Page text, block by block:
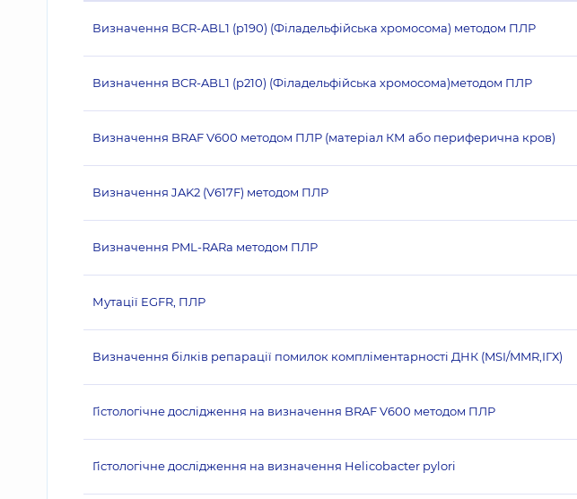
Визначення BCR-ABL1 (p190) (Філадельфійська хромосома) методом ПЛР
Визначення BCR-ABL1 (p210) (Філадельфійська хромосома)методом ПЛР
Визначення BRAF V600 методом ПЛР (матеріал КМ або периферична кров)
Визначення JAK2 (V617F) методом ПЛР
Визначення PML-RARа методом ПЛР
Мутації EGFR, ПЛР
Визначення білків репарації помилок компліментарності ДНК (MSI/MMR,ІГХ)
Гістологічне дослідження на визначення BRAF V600 методом ПЛР
Гістологічне дослідження на визначення Helicobacter pylori